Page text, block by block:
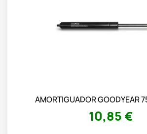
AMORTIGUADOR GOODYEAR
10,85 €